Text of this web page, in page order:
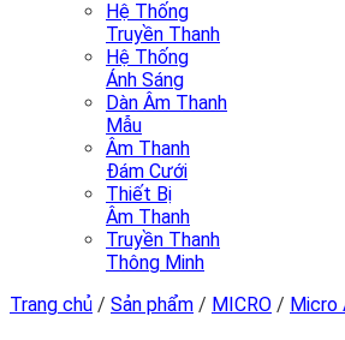
Hệ Thống
Truyền Thanh
Hệ Thống
Ánh Sáng
Dàn Âm Thanh
Mẫu
Âm Thanh
Đám Cưới
Thiết Bị
Âm Thanh
Truyền Thanh
Thông Minh
Trang chủ / Sản phẩm / MICRO / Micro